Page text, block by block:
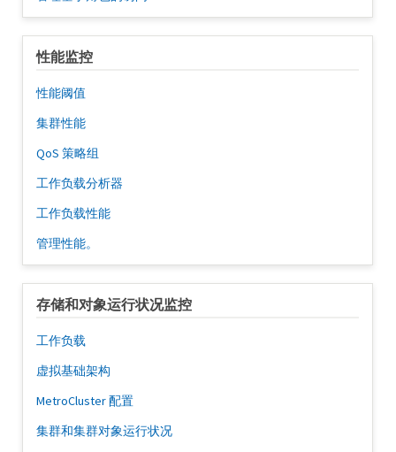
性能监控
性能阈值
集群性能
QoS 策略组
工作负载分析器
工作负载性能
管理性能。
存储和对象运行状况监控
工作负载
虚拟基础架构
MetroCluster 配置
集群和集群对象运行状况